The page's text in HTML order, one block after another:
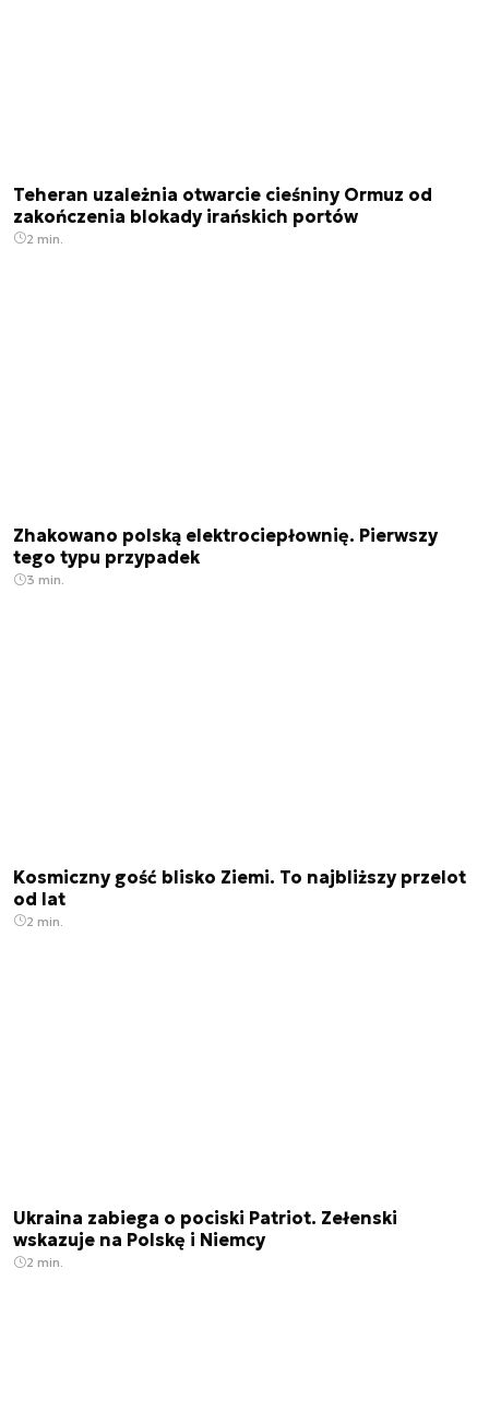
Teheran uzależnia otwarcie cieśniny Ormuz od
zakończenia blokady irańskich portów
2 min.
Zhakowano polską elektrociepłownię. Pierwszy
tego typu przypadek
3 min.
Kosmiczny gość blisko Ziemi. To najbliższy przelot
od lat
2 min.
Ukraina zabiega o pociski Patriot. Zełenski
wskazuje na Polskę i Niemcy
2 min.